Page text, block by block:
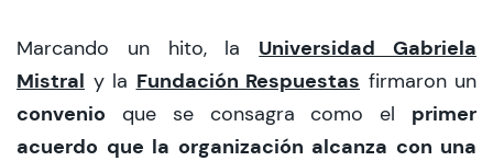
Marcando un hito, la Universidad Gabriela
Mistral y la Fundación Respuestas firmaron un
convenio que se consagra como el primer
acuerdo que la organización alcanza con una